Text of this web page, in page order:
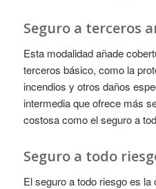
Seguro a terceros
Esta modalidad añade
terceros básico, como la
incendios y otros daños
intermedia que ofrece más
costosa como el seguro a
Seguro a todo
El seguro a todo riesgo es